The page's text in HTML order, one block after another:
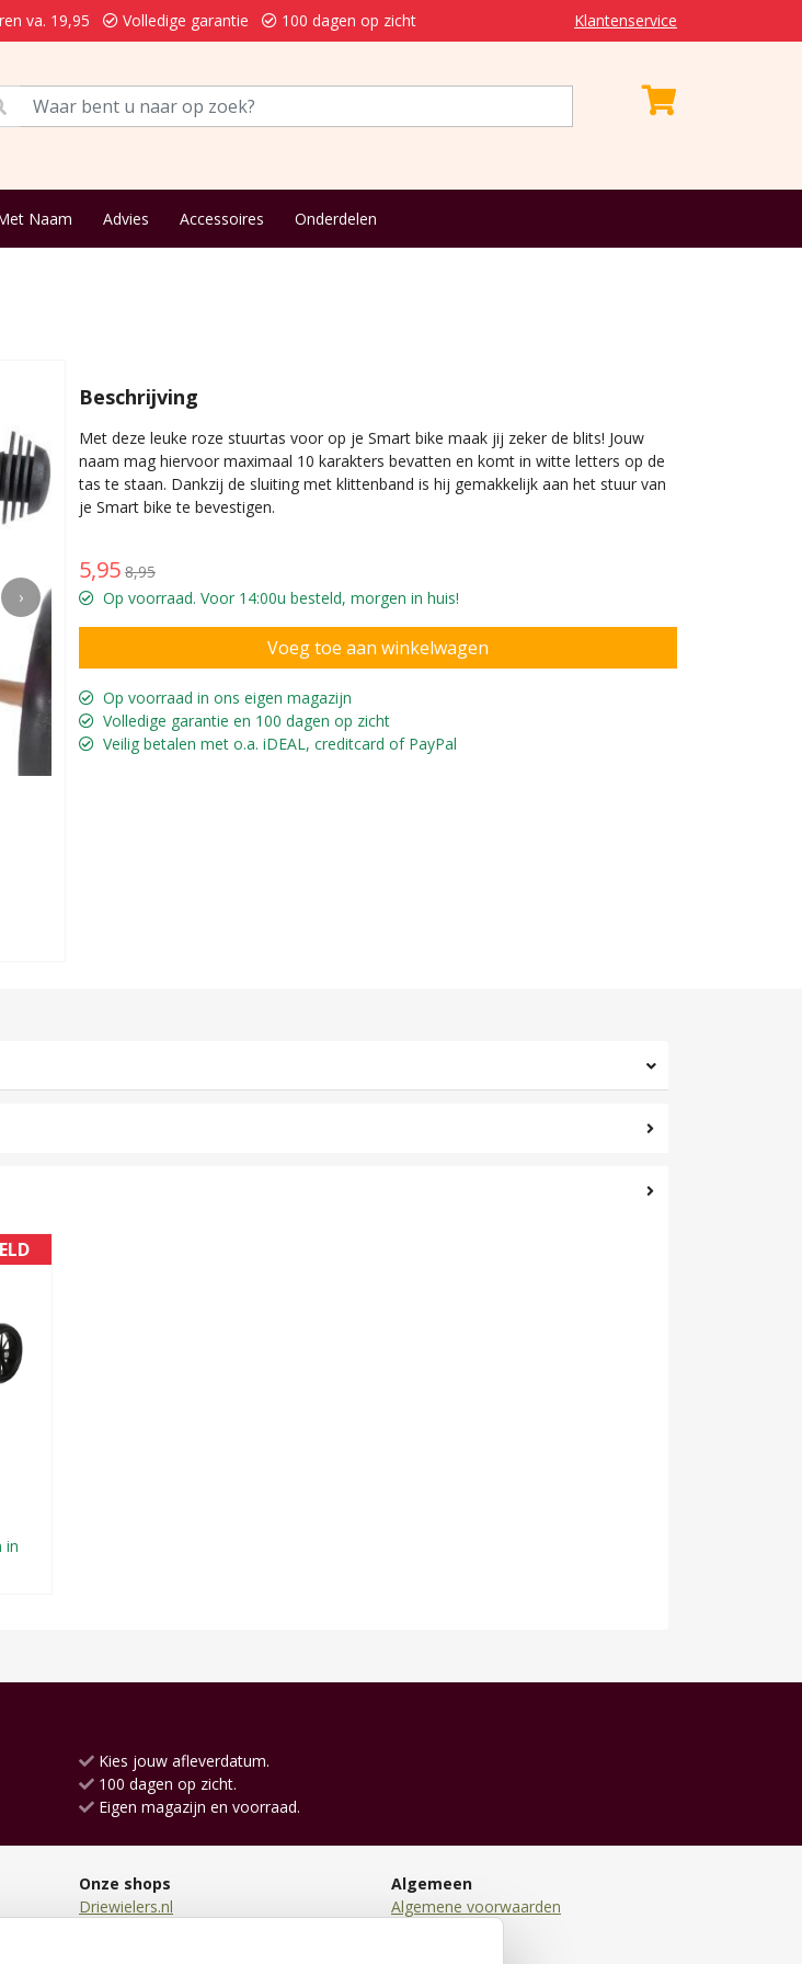
va. 19,95 Volledige garantie 100 dagen op zicht Klantenservice
Naam Advies Accessoires Onderdelen
›
Beschrijving
Met deze leuke roze stuurtas voor op je Smart bike maak jij zeker de blits! Jouw
naam mag hiervoor maximaal 10 karakters bevatten en komt in witte letters op de
tas te staan. Dankzij de sluiting met klittenband is hij gemakkelijk aan het stuur van
je Smart bike te bevestigen.
5,95 8,95
Op voorraad. Voor 14:00u besteld, morgen in huis!
Op voorraad in ons eigen magazijn
Volledige garantie en 100 dagen op zicht
Veilig betalen met o.a. iDEAL, creditcard of PayPal
in
Kies jouw afleverdatum.
100 dagen op zicht.
Eigen magazijn en voorraad.
Onze shops
Driewielers.nl
Algemeen
Algemene voorwaarden